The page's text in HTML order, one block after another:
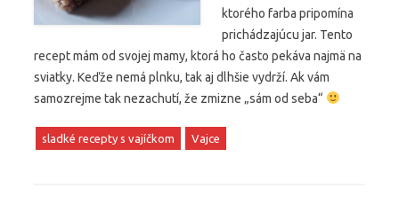
ktorého farba pripomína
prichádzajúcu jar. Tento
recept mám od svojej mamy, ktorá ho často pekáva najmä na
sviatky. Keďže nemá plnku, tak aj dlhšie vydrží. Ak vám
samozrejme tak nezachutí, že zmizne „sám od seba“
sladké recepty s vajíčkom Vajce